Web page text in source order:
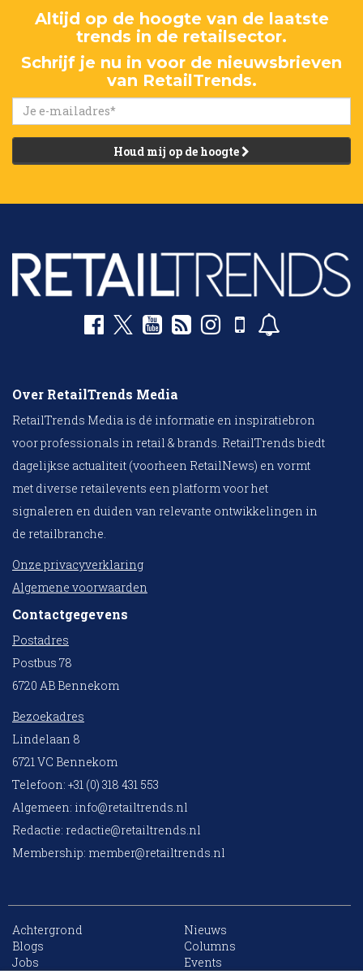
Altijd op de hoogte van de laatste
trends in de retailsector.
Schrijf je nu in voor de nieuwsbrieven
van RetailTrends.
Houd mij op de hoogte
Over RetailTrends Media
RetailTrends Media is dé informatie en inspiratiebron
voor professionals in retail & brands. RetailTrends biedt
dagelijkse actualiteit (voorheen RetailNews) en vormt
met diverse retailevents een platform voor het
signaleren en duiden van relevante ontwikkelingen in
de retailbranche.
Onze privacyverklaring
Algemene voorwaarden
Contactgegevens
Postadres
Postbus 78
6720 AB Bennekom
Bezoekadres
Lindelaan 8
6721 VC Bennekom
Telefoon: +31 (0) 318 431 553
Algemeen: info@retailtrends.nl
Redactie: redactie@retailtrends.nl
Membership: member@retailtrends.nl
Achtergrond
Nieuws
Blogs
Columns
Jobs
Events
10 collega’s